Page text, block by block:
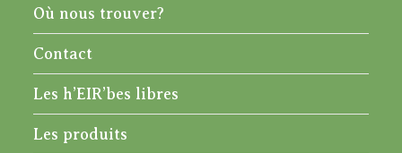
Où nous trouver?
Contact
Les h’EIR’bes libres
Les produits